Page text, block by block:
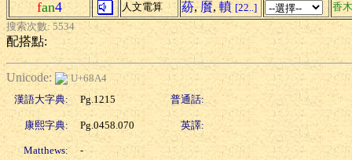
fan4 人文電算 蒶, 黂, 轒 [22..]
香木
搜索次數: 5534
配搭點:
Unicode:
U+68A4
漢語大字典:
Pg.1215 普通話:
康熙字典: Pg.0458.070 英譯:
Matthews: -